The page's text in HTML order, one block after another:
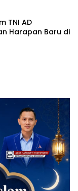
TNI AD
Harapan Baru di